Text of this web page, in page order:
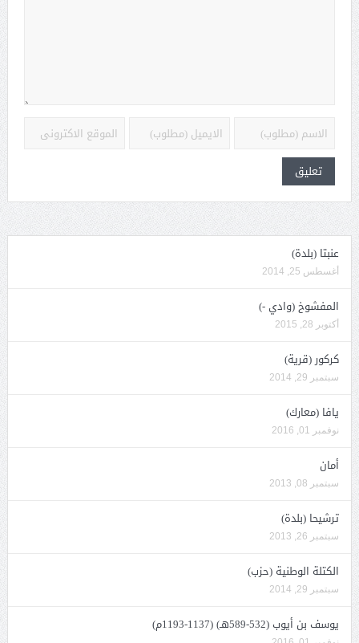
عنبتا (بلدة)
أغسطس 25, 2014
المفشوخ (وادي -)
أكتوبر 28, 2015
كركور (قرية)
سبتمبر 29, 2014
يافا (معارك)
نوفمبر 01, 2016
أمان
سبتمبر 08, 2013
ترشيحا (بلدة)
سبتمبر 26, 2013
الكتلة الوطنية (حزب)
سبتمبر 29, 2014
يوسف بن أيوب (532-589هـ) (1137-1193م)